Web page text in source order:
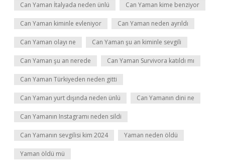
Can Yaman İtalyada neden ünlü Can Yaman kime benziyor
Can Yaman kiminle evleniyor Can Yaman neden ayrıldı
Can Yaman olayı ne Can Yaman şu an kiminle sevgili
Can Yaman şu an nerede Can Yaman Survivora katıldı mı
Can Yaman Türkiyeden neden gitti
Can Yaman yurt dışında neden ünlü Can Yamanın dini ne
Can Yamanın Instagramı neden sildi
Can Yamanın sevgilisi kim 2024 Yaman neden öldü
Yaman öldü mü